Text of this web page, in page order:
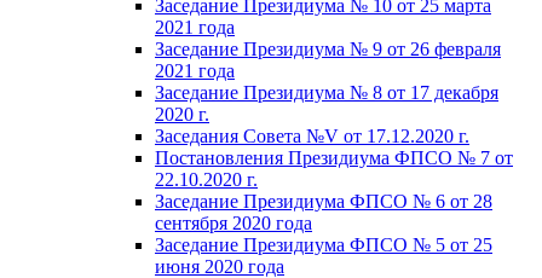
Заседание Президиума № 10 от 25 марта
2021 года
Заседание Президиума № 9 от 26 февраля
2021 года
Заседание Президиума № 8 от 17 декабря
2020 г.
Заседания Совета №V от 17.12.2020 г.
Постановления Президиума ФПСО № 7 от
22.10.2020 г.
Заседание Президиума ФПСО № 6 от 28
сентября 2020 года
Заседание Президиума ФПСО № 5 от 25
июня 2020 года